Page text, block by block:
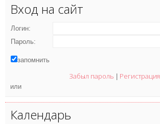
Вход на сайт
Логин:
Пароль:
запомнить
Забыл пароль Регистрация
или
Календарь